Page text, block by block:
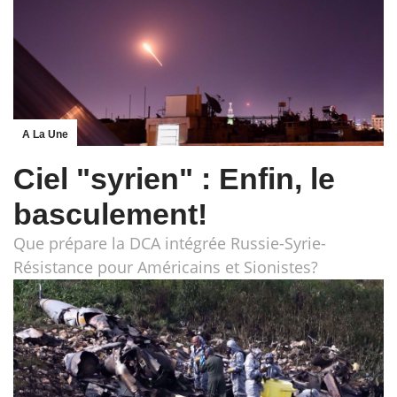
A La Une
Ciel "syrien" : Enfin, le
basculement!
Que prépare la DCA intégrée Russie-Syrie-
Résistance pour Américains et Sionistes?